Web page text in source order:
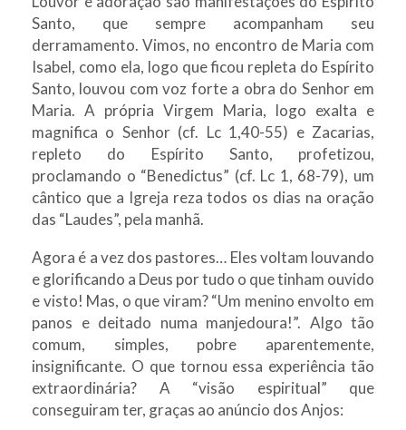
Santo, que sempre acompanham seu
derramamento. Vimos, no encontro de Maria com
Isabel, como ela, logo que ficou repleta do Espírito
Santo, louvou com voz forte a obra do Senhor em
Maria. A própria Virgem Maria, logo exalta e
magnifica o Senhor (cf. Lc 1,40-55) e Zacarias,
repleto do Espírito Santo, profetizou,
proclamando o “Benedictus” (cf. Lc 1, 68-79), um
cântico que a Igreja reza todos os dias na oração
das “Laudes”, pela manhã.
Agora é a vez dos pastores… Eles voltam louvando
e glorificando a Deus por tudo o que tinham ouvido
e visto! Mas, o que viram? “Um menino envolto em
panos e deitado numa manjedoura!”. Algo tão
comum, simples, pobre aparentemente,
insignificante. O que tornou essa experiência tão
extraordinária? A “visão espiritual” que
conseguiram ter, graças ao anúncio dos Anjos: